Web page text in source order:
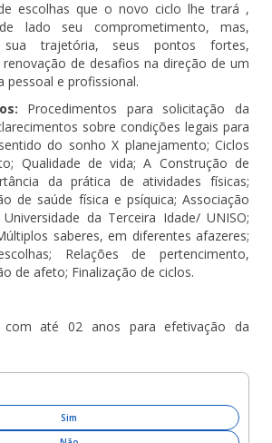
escolhas que o novo ciclo lhe trará ,
lado seu comprometimento, mas,
sua trajetória, seus pontos fortes,
de desafios na direção de um
pessoal e profissional.
Procedimentos para solicitação da
sobre condições legais para
do sonho X planejamento; Ciclos
Qualidade de vida; A Construção de
da prática de atividades físicas;
de saúde física e psíquica; Associação
da Terceira Idade/ UNISO;
saberes, em diferentes afazeres;
Relações de pertencimento,
de afeto; Finalização de ciclos.
com até 02 anos para efetivação da
Sim